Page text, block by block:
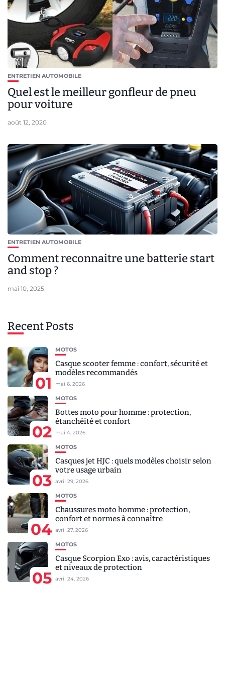
ENTRETIEN AUTOMOBILE
Quel est le meilleur gonfleur de pneu
pour voiture
août 12, 2020
ENTRETIEN AUTOMOBILE
Comment reconnaitre une batterie start
and stop ?
mai 10, 2025
Recent Posts
01
MOTOS
Casque scooter femme : confort, sécurité et
modèles recommandés
mai 6, 2026
02
MOTOS
Bottes moto pour homme : protection,
étanchéité et confort
mai 4, 2026
03
MOTOS
Casques jet HJC : quels modèles choisir selon
votre usage urbain
avril 29, 2026
04
MOTOS
Chaussures moto homme : protection,
confort et normes à connaître
avril 27, 2026
05
MOTOS
Casque Scorpion Exo : avis, caractéristiques
et niveaux de protection
avril 24, 2026